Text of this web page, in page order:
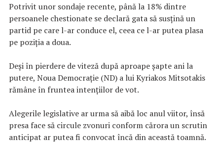
Potrivit unor sondaje recente, până la 18% dintre
persoanele chestionate se declară gata să susţină un
partid pe care l-ar conduce el, ceea ce l-ar putea plasa
pe poziţia a doua.
Deşi în pierdere de viteză după aproape şapte ani la
putere, Noua Democraţie (ND) a lui Kyriakos Mitsotakis
rămâne în fruntea intenţiilor de vot.
Alegerile legislative ar urma să aibă loc anul viitor, însă
presa face să circule zvonuri conform cărora un scrutin
anticipat ar putea fi convocat încă din această toamnă.